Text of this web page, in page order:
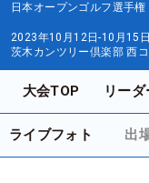
日本オープンゴルフ選手権
2023年10月12日-10月15
茨木カンツリー倶楽部 西コ
大会TOP リー
ライブフォト 出